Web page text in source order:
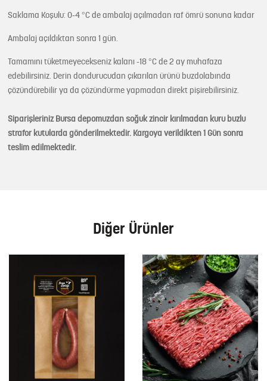
Saklama Koşulu: 0-4 °C de ambalaj açılmadan raf ömrü sonuna kadar
Ambalaj açıldıktan sonra 1 gün.
Tamamını tüketmeyecekseniz kalanı -18 °C de 2 ay muhafaza
edebilirsiniz. Derin dondurucudan çıkarılan ürünü buzdolabında
çözündürebilir ya da çözündürme yapmadan direkt pişirebilirsiniz.
Siparişleriniz Bursa depomuzdan soğuk zincir kırılmadan kuru buzlu
strafor kutularda gönderilmektedir. Kargoya verildikten 1 Gün sonra
teslim edilmektedir.
Diğer Ürünler